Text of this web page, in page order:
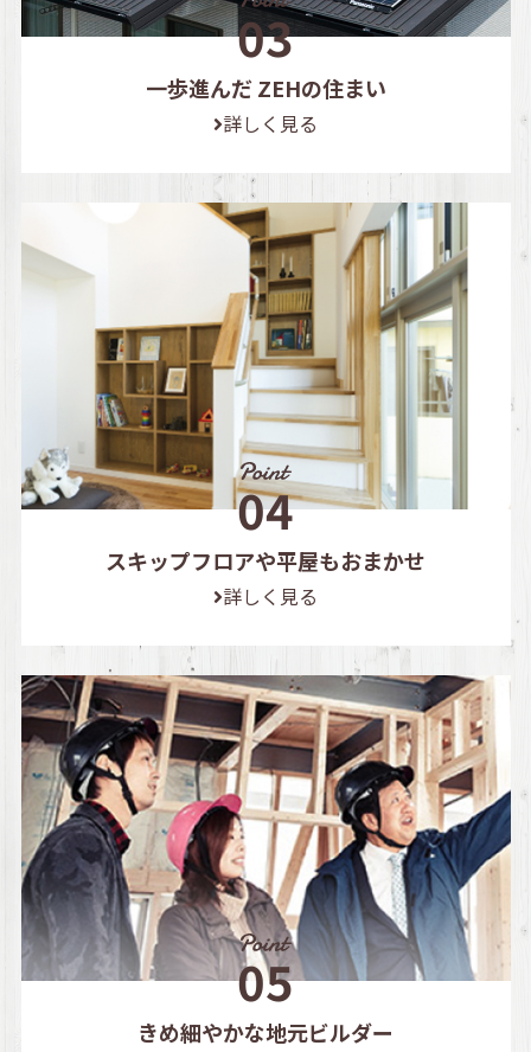
一歩進んだ ZEHの住まい
詳しく見る
スキップフロアや平屋もおまかせ
詳しく見る
きめ細やかな地元ビルダー